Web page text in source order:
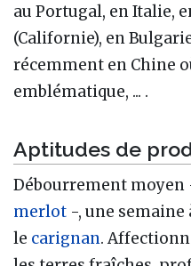
au Portugal, en Italie,
(Californie), en
récemment en Chine
emblématique, ... .
Aptitudes de
Débourrement moyen
merlot -, une
le carignan.